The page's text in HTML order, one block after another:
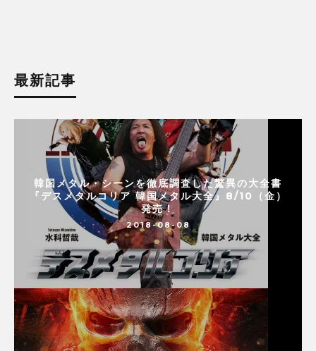
最新記事
韓国メタル・シーンを徹底調査した驚異の大全書
『デスメタルコリア 韓国メタル大全』8/10（金）
発売！
2018-08-08